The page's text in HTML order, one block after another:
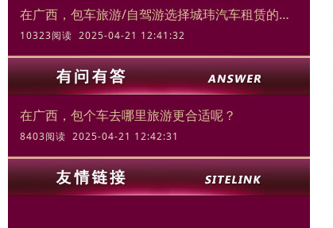
在广西，包车旅游/自驾游选择城玮汽车租赁的三大理由
10323阅读 2025-04-21 12:41:32
在广西，包个车去哪里旅游更合适呢？
8403阅读 2025-04-21 12:42:31